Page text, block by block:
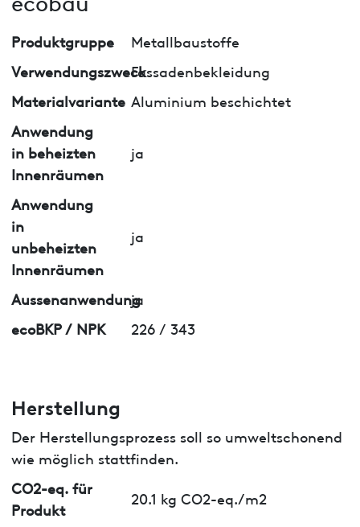
Produktgruppe
Metallbaustoffe
VerwendungszweckFassadenbekleidung
Materialvariante Aluminium beschichtet
Anwendung
in beheizten
Innenräumen
ja
Anwendung
in
unbeheizten
Innenräumen
ja
Aussenanwendung
ja
ecoBKP / NPK
226 / 343
Herstellung
Der Herstellungsprozess soll so umweltschonend
wie möglich stattfinden.
CO2-eq. für
Produkt
20.1 kg CO2-eq./m2